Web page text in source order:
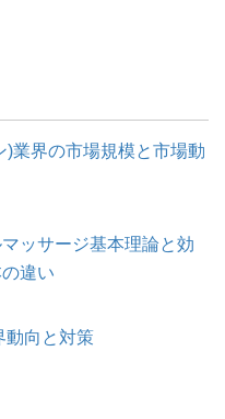
)業界の市場規模と市場動
ッサージ基本理論と効
違い
向と対策